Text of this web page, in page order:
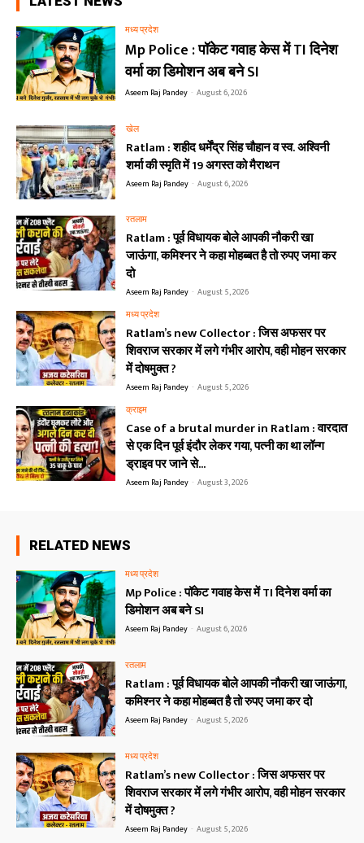
मध्य प्रदेश
Mp Police : पॉकेट गवाह केस में TI दिनेश
वर्मा का डिमोशन अब बने SI
Aseem Raj Pandey - August 6, 2026
खेल
Ratlam : शहीद धर्मेंद्र सिंह चौहान व स्व. अश्विनी
शर्मा की स्मृति में 19 अगस्त को मैराथन
Aseem Raj Pandey - August 6, 2026
रतलाम
Ratlam : पूर्व विधायक बोले आपकी नौकरी खा
जाऊंगा, कमिश्नर ने कहा मोहब्बत है तो रुपए जमा कर
दो
Aseem Raj Pandey - August 5, 2026
मध्य प्रदेश
Ratlam’s new Collector : जिस अफसर पर
शिवराज सरकार में लगे गंभीर आरोप, वही मोहन सरकार
में दोषमुक्त ?
Aseem Raj Pandey - August 5, 2026
क्राइम
Case of a brutal murder in Ratlam : वारदात
से एक दिन पूर्व इंदौर लेकर गया, पत्नी का था लॉन्ग
ड्राइव पर जाने से...
Aseem Raj Pandey - August 3, 2026
RELATED NEWS
मध्य प्रदेश
Mp Police : पॉकेट गवाह केस में TI दिनेश वर्मा का
डिमोशन अब बने SI
Aseem Raj Pandey - August 6, 2026
रतलाम
Ratlam : पूर्व विधायक बोले आपकी नौकरी खा जाऊंगा,
कमिश्नर ने कहा मोहब्बत है तो रुपए जमा कर दो
Aseem Raj Pandey - August 5, 2026
मध्य प्रदेश
Ratlam’s new Collector : जिस अफसर पर
शिवराज सरकार में लगे गंभीर आरोप, वही मोहन सरकार
में दोषमुक्त ?
Aseem Raj Pandey - August 5, 2026